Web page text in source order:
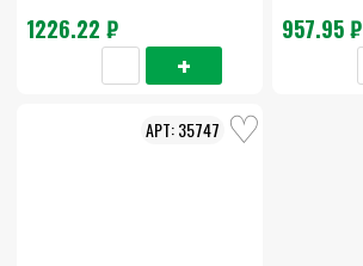
1226.22 ₽ 957.95 ₽
35747